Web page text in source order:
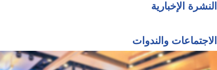
النشرة الإخبارية
الاجتماعات والندوات